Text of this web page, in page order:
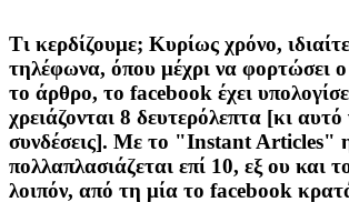
Τι κερδίζουμε; Κυρίως χρόνο,
τηλέφωνα, όπου μέχρι να φορτώσει
το άρθρο, το facebook έχει
χρειάζονται 8 δευτερόλεπτα [κι
συνδέσεις]. Με το "Instant Articles"
πολλαπλασιάζεται επί 10, εξ ου και
λοιπόν, από τη μία το facebook